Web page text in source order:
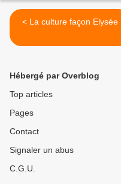
< La culture façon Elysée
Hébergé par Overblog
Top articles
Pages
Contact
Signaler un abus
C.G.U.